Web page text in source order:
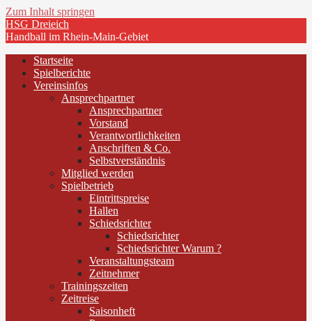
Zum Inhalt springen
HSG Dreieich
Handball im Rhein-Main-Gebiet
Startseite
Spielberichte
Vereinsinfos
Ansprechpartner
Ansprechpartner
Vorstand
Verantwortlichkeiten
Anschriften & Co.
Selbstverständnis
Mitglied werden
Spielbetrieb
Eintrittspreise
Hallen
Schiedsrichter
Schiedsrichter
Schiedsrichter Warum ?
Veranstaltungsteam
Zeitnehmer
Trainingszeiten
Zeitreise
Saisonheft